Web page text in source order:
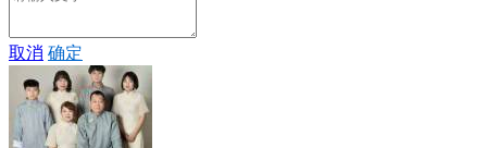
取消 确定